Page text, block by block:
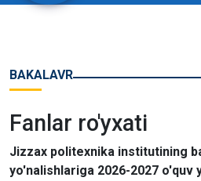
BAKALAVR
Fanlar ro'yxati
Jizzax politexnika institutining
yo'nalishlariga 2026-2027 o'quv